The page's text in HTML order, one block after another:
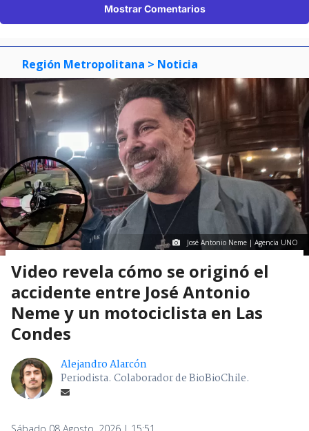
Mostrar Comentarios
Región Metropolitana > Noticia
José Antonio Neme | Agencia UNO
Video revela cómo se originó el
accidente entre José Antonio
Neme y un motociclista en Las
Condes
Alejandro Alarcón
Periodista. Colaborador de BioBioChile.